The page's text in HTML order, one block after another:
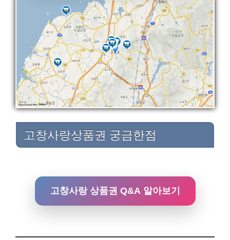
고창사랑상품권 궁금한점
고창사랑 상품권 Q&A 알아보기